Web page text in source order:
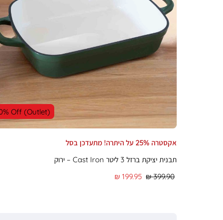
Off (Outlet)
אקסטרה 25% על היתרה! מתעדכן בסל
תבנית יציקת ברזל 3 ליטר Cast Iron – ירוק
מחיר
199.95 ₪
מחיר
399.90 ₪